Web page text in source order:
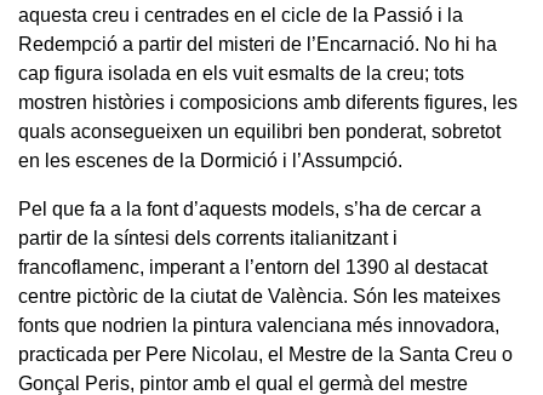
aquesta creu i centrades en el cicle de la Passió i la
Redempció a partir del misteri de l’Encarnació. No hi ha
cap figura isolada en els vuit esmalts de la creu; tots
mostren històries i composicions amb diferents figures, les
quals aconsegueixen un equilibri ben ponderat, sobretot
en les escenes de la Dormició i l’Assumpció.
Pel que fa a la font d’aquests models, s’ha de cercar a
partir de la síntesi dels corrents italianitzant i
francoflamenc, imperant a l’entorn del 1390 al destacat
centre pictòric de la ciutat de València. Són les mateixes
fonts que nodrien la pintura valenciana més innovadora,
practicada per Pere Nicolau, el Mestre de la Santa Creu o
Gonçal Peris, pintor amb el qual el germà del mestre